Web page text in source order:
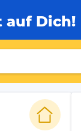
auf Dich!